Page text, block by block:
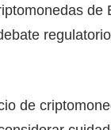
de
de